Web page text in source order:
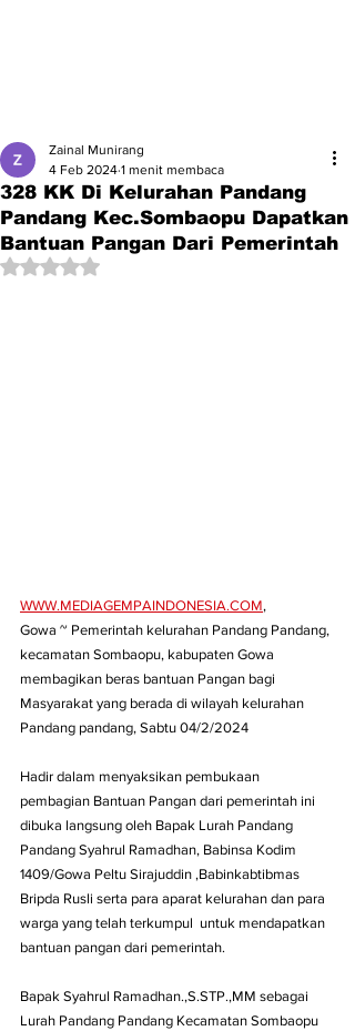
328 KK Di Kelurahan Pandang
Pandang Kec.Sombaopu Dapatkan
Bantuan Pangan Dari Pemerintah
Zainal Munirang
4 Feb 2024 1 menit membaca
Dinilai NaN dari 5 bintang.
WWW.MEDIAGEMPAINDONESIA.COM,
Gowa ~ Pemerintah kelurahan Pandang Pandang,
kecamatan Sombaopu, kabupaten Gowa
membagikan beras bantuan Pangan bagi
Masyarakat yang berada di wilayah kelurahan
Pandang pandang, Sabtu 04/2/2024
Hadir dalam menyaksikan pembukaan
pembagian Bantuan Pangan dari pemerintah ini
dibuka langsung oleh Bapak Lurah Pandang
Pandang Syahrul Ramadhan, Babinsa Kodim
1409/Gowa Peltu Sirajuddin ,Babinkabtibmas
Bripda Rusli serta para aparat kelurahan dan para
warga yang telah terkumpul  untuk mendapatkan
bantuan pangan dari pemerintah.
Bapak Syahrul Ramadhan.,S.STP.,MM sebagai
Lurah Pandang Pandang Kecamatan Sombaopu